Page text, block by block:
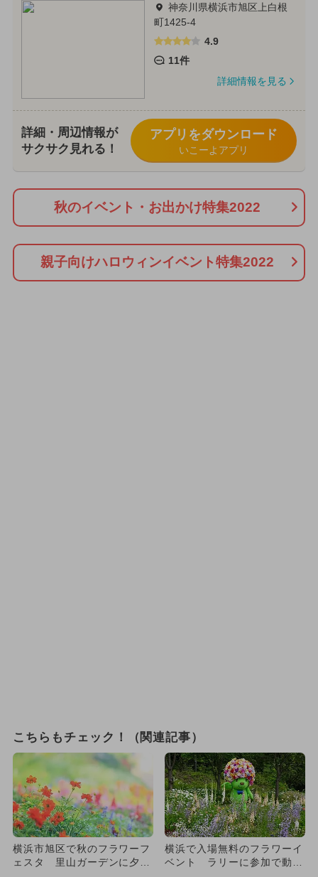
神奈川県横浜市旭区上白根
町1425-4
4.9
11件
詳細情報を見る
詳細・周辺情報が
サクサク見れる！
アプリをダウンロード
いこーよアプリ
秋のイベント・お出かけ特集2022
親子向けハロウィンイベント特集2022
こちらもチェック！（関連記事）
横浜市旭区で秋のフラワーフ
ェスタ 里山ガーデンに夕焼
横浜で入場無料のフラワーイ
ベント ラリーに参加で動物